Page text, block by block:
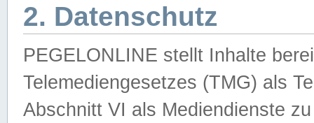
2. Datenschutz
PEGELONLINE stellt Inhalte
Telemediengesetzes (TMG) als
Abschnitt VI als Mediendienste